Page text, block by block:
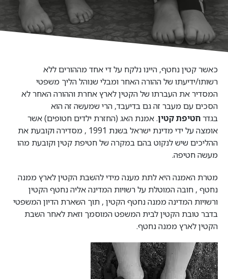
כאשר קטין נחטף, היינו נלקח על די אחד מההורים ללא
רשותו/ידיעתו של ההורה האחר ומבלי שנוהל הליך משפטי
המסדיר את העברתו של הקטין לארץ אחרת וההורה האחר לא
הסכים עם מעבר זה גם בדיעבד, הרי שמעשה זה הוא
בגדרחטיפת קטין. אמנת האג (החזרת ילדים חטופים) אשר
אומצה על ידי מדינת ישראל בשנת 1991 , מסדירה וקובעת את
ההליכים שיש לנקוט בהם במקרה של חטיפת קטין וקובעת מהו
מעשה חטיפה.
מטרת האמנה היא לתת מענה מידי להשבת הקטין לארץ ממנה
נחטף , חובה המוטלת על רשויות המדינה אליה נחטף הקטין
ורשויות המדינה ממנה נחטף הקטין , תוך השארת הדיון המשפטי
בדבר טובת הקטין לבית המשפט המוסמך וזאת לאחר השבת
הקטין לארץ ממנה נחטף.